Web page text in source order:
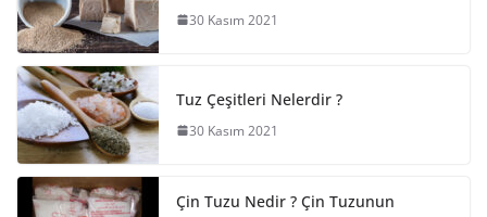
30 Kasım 2021
Tuz Çeşitleri Nelerdir ?
30 Kasım 2021
Çin Tuzu Nedir ? Çin Tuzunun